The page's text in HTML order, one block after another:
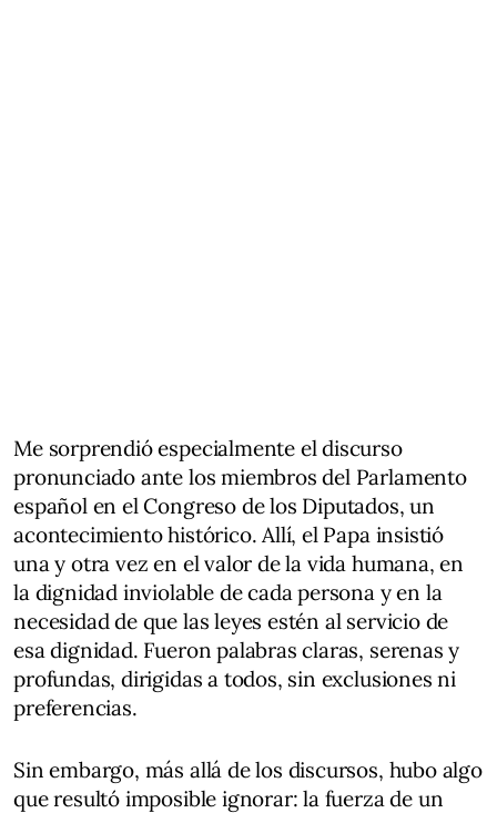
Me sorprendió especialmente el discurso
pronunciado ante los miembros del Parlamento
español en el Congreso de los Diputados, un
acontecimiento histórico. Allí, el Papa insistió
una y otra vez en el valor de la vida humana, en
la dignidad inviolable de cada persona y en la
necesidad de que las leyes estén al servicio de
esa dignidad. Fueron palabras claras, serenas y
profundas, dirigidas a todos, sin exclusiones ni
preferencias.
Sin embargo, más allá de los discursos, hubo algo
que resultó imposible ignorar: la fuerza de un